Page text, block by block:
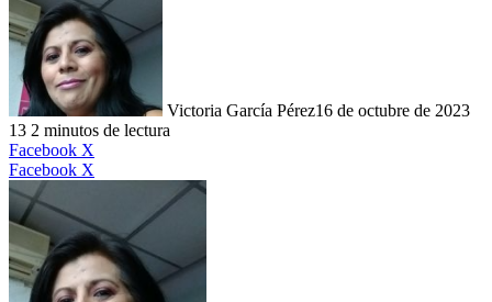
Victoria García Pérez16 de octubre de 2023
13 2 minutos de lectura
Facebook X
Facebook X
electrónico